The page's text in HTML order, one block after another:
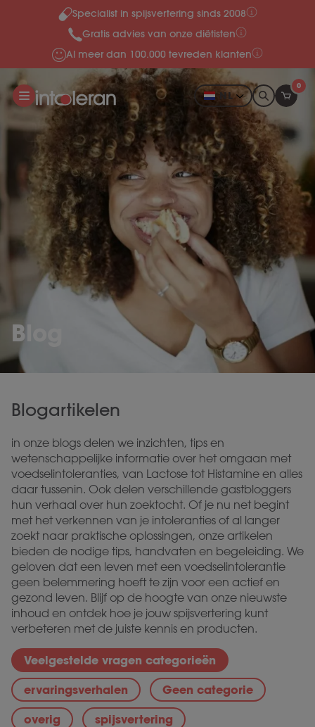
Meteen naar de content
Specialist in spijsvertering sinds 2008
Gratis advies van onze diëtisten
Al meer dan 100.000 tevreden klanten
NL
0
Blog
Blogartikelen
in onze blogs delen we inzichten, tips en
wetenschappelijke informatie over het omgaan met
voedselintoleranties, van Lactose tot Histamine en alles
daar tussenin. Ook delen verschillende gastbloggers
hun verhaal over hun zoektocht. Of je nu net begint
met het verkennen van je intoleranties of al langer
zoekt naar praktische oplossingen, onze artikelen
bieden de nodige tips, handvaten en begeleiding. We
geloven dat een leven met een voedselintolerantie
geen belemmering hoeft te zijn voor een actief en
gezond leven. Blijf op de hoogte van onze nieuwste
inhoud en ontdek hoe je jouw spijsvertering kunt
verbeteren met de juiste kennis en producten.
Veelgestelde vragen categorieën
ervaringsverhalen Geen categorie
overig spijsvertering